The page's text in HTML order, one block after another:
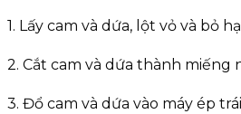
1. Lấy cam và dứa, lột vỏ và bỏ
2. Cắt cam và dứa thành miếng
3. Đổ cam và dứa vào máy ép